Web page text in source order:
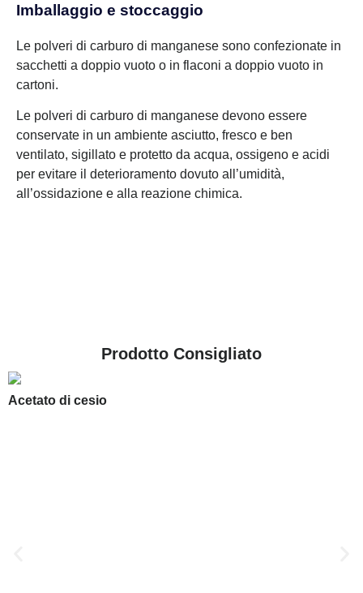
Imballaggio e stoccaggio
Le polveri di carburo di manganese sono confezionate in
sacchetti a doppio vuoto o in flaconi a doppio vuoto in
cartoni.
Le polveri di carburo di manganese devono essere
conservate in un ambiente asciutto, fresco e ben
ventilato, sigillato e protetto da acqua, ossigeno e acidi
per evitare il deterioramento dovuto all’umidità,
all’ossidazione e alla reazione chimica.
Prodotto Consigliato
Acetato di cesio